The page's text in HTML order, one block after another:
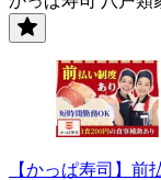
【かっぱ寿司】